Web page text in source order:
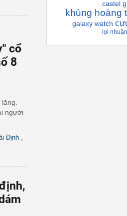
cổ
8
người
Định
castel
khủng hoàng
galaxy watch
lọi